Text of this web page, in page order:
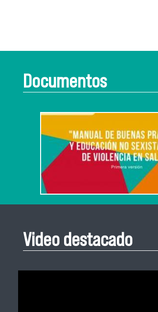
Documentos
Video destacado